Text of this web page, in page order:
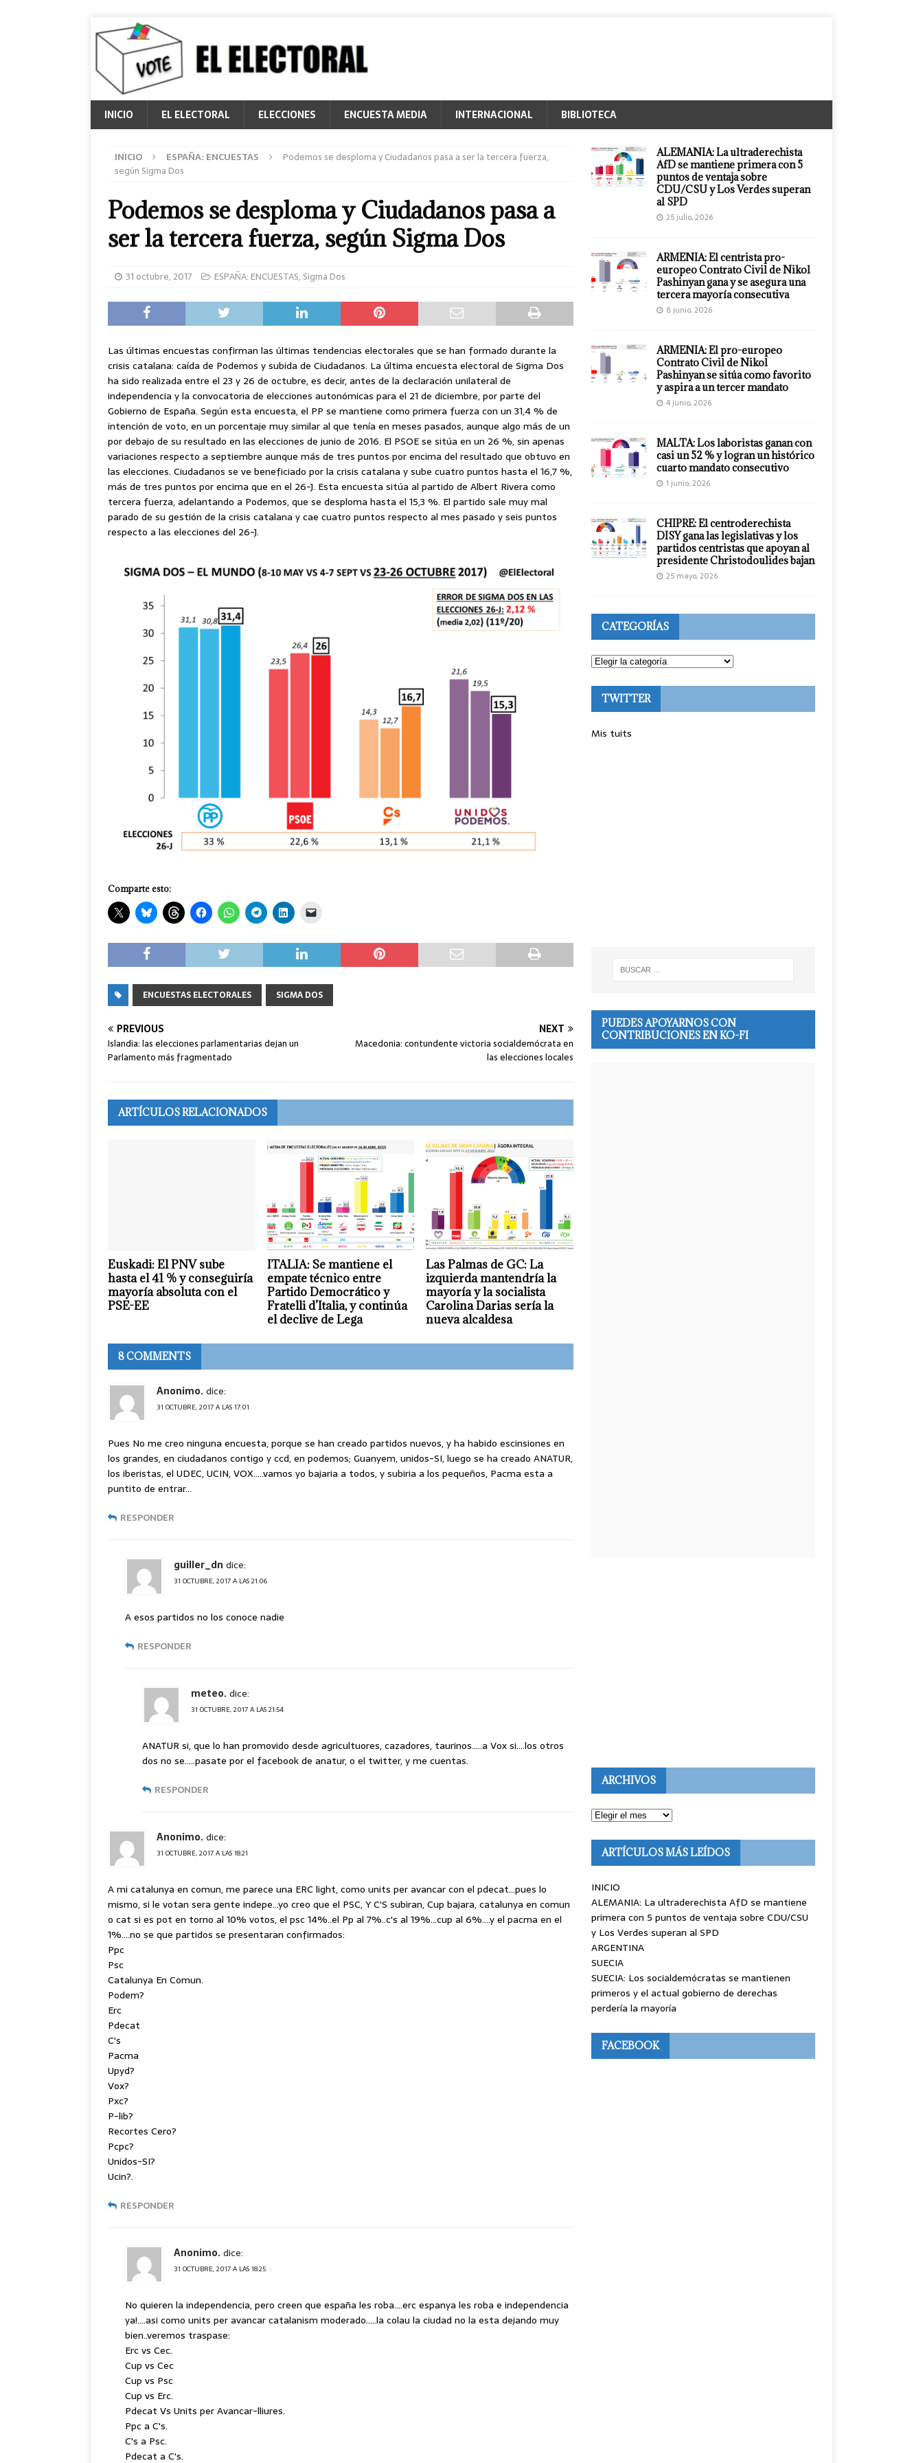
INICIO EL ELECTORAL ELECCIONES ENCUESTA MEDIA INTERNACIONAL BIBLIOTECA
INICIO ESPAÑA: ENCUESTAS
Podemos se desploma y Ciudadanos pasa a ser la tercera fuerza,
según Sigma Dos
Podemos se desploma y Ciudadanos pasa a
ser la tercera fuerza, según Sigma Dos
31 octubre, 2017 ESPAÑA: ENCUESTAS, Sigma Dos
Las últimas encuestas confirman las últimas tendencias electorales que se han formado durante la
crisis catalana: caída de Podemos y subida de Ciudadanos. La última encuesta electoral de Sigma Dos
ha sido realizada entre el 23 y 26 de octubre, es decir, antes de la declaración unilateral de
independencia y la convocatoria de elecciones autonómicas para el 21 de diciembre, por parte del
Gobierno de España. Según esta encuesta, el PP se mantiene como primera fuerza con un 31,4 % de
intención de voto, en un porcentaje muy similar al que tenía en meses pasados, aunque algo más de un
por debajo de su resultado en las elecciones de junio de 2016. El PSOE se sitúa en un 26 %, sin apenas
variaciones respecto a septiembre aunque más de tres puntos por encima del resultado que obtuvo en
las elecciones. Ciudadanos se ve beneficiado por la crisis catalana y sube cuatro puntos hasta el 16,7 %,
más de tres puntos por encima que en el 26-J. Esta encuesta sitúa al partido de Albert Rivera como
tercera fuerza, adelantando a Podemos, que se desploma hasta el 15,3 %. El partido sale muy mal
parado de su gestión de la crisis catalana y cae cuatro puntos respecto al mes pasado y seis puntos
respecto a las elecciones del 26-J.
Comparte esto:
ENCUESTAS ELECTORALES SIGMA DOS
PREVIOUS
Islandia: las elecciones parlamentarias dejan un
Parlamento más fragmentado
NEXT
Macedonia: contundente victoria socialdemócrata en
las elecciones locales
ARTÍCULOS RELACIONADOS
Euskadi: El PNV sube
hasta el 41 % y conseguiría
mayoría absoluta con el
PSE-EE
ITALIA: Se mantiene el
empate técnico entre
Partido Democrático y
Fratelli d’Italia, y continúa
el declive de Lega
Las Palmas de GC: La
izquierda mantendría la
mayoría y la socialista
Carolina Darias sería la
nueva alcaldesa
8 COMMENTS
Anonimo.dice:
31 OCTUBRE, 2017 A LAS 17:01
Pues No me creo ninguna encuesta, porque se han creado partidos nuevos, y ha habido escinsiones en
los grandes, en ciudadanos contigo y ccd, en podemos; Guanyem, unidos-SI, luego se ha creado ANATUR,
los iberistas, el UDEC, UCIN, VOX…..vamos yo bajaria a todos, y subiria a los pequeños, Pacma esta a
puntito de entrar…
RESPONDER
guiller_dn dice:
31 OCTUBRE, 2017 A LAS 21:06
A esos partidos no los conoce nadie
RESPONDER
meteo.dice:
31 OCTUBRE, 2017 A LAS 21:54
ANATUR si, que lo han promovido desde agricultuores, cazadores, taurinos…..a Vox si….los otros
dos no se…..pasate por el facebook de anatur, o el twitter, y me cuentas.
RESPONDER
Anonimo.dice:
31 OCTUBRE, 2017 A LAS 18:21
A mi catalunya en comun, me parece una ERC light, como units per avancar con el pdecat…pues lo
mismo, si le votan sera gente indepe…yo creo que el PSC, Y C'S subiran, Cup bajara, catalunya en comun
o cat si es pot en torno al 10% votos, el psc 14%..el Pp al 7%..c's al 19%…cup al 6%….y el pacma en el
1%….no se que partidos se presentaran confirmados:
Ppc
Psc
Catalunya En Comun.
Podem?
Erc
Pdecat
C's
Pacma
Upyd?
Vox?
Pxc?
P-lib?
Recortes Cero?
Pcpc?
Unidos-SI?
Ucin?.
RESPONDER
Anonimo.dice:
31 OCTUBRE, 2017 A LAS 18:25
No quieren la independencia, pero creen que españa les roba….erc espanya les roba e independencia
ya!….asi como units per avancar catalanism moderado…..la colau la ciudad no la esta dejando muy
bien..veremos traspase:
Erc vs Cec.
Cup vs Cec
Cup vs Psc
Cup vs Erc.
Pdecat Vs Units per Avancar-lliures.
Ppc a C's.
C's a Psc.
Pdecat a C's.
ALEMANIA: La ultraderechista
AfD se mantiene primera con 5
puntos de ventaja sobre
CDU/CSU y Los Verdes superan
al SPD
25 julio, 2026
ARMENIA: El centrista pro-
europeo Contrato Civil de Nikol
Pashinyan gana y se asegura una
tercera mayoría consecutiva
8 junio, 2026
ARMENIA: El pro-europeo
Contrato Civil de Nikol
Pashinyan se sitúa como favorito
y aspira a un tercer mandato
4 junio, 2026
MALTA: Los laboristas ganan con
casi un 52 % y logran un histórico
cuarto mandato consecutivo
1 junio, 2026
CHIPRE: El centroderechista
DISY gana las legislativas y los
partidos centristas que apoyan al
presidente Christodoulides bajan
25 mayo, 2026
CATEGORÍAS
TWITTER
Mis tuits
PUEDES APOYARNOS CON
CONTRIBUCIONES EN KO-FI
ARCHIVOS
ARTÍCULOS MÁS LEÍDOS
INICIO
ALEMANIA: La ultraderechista AfD se mantiene
primera con 5 puntos de ventaja sobre CDU/CSU
y Los Verdes superan al SPD
ARGENTINA
SUECIA
SUECIA: Los socialdemócratas se mantienen
primeros y el actual gobierno de derechas
perdería la mayoría
FACEBOOK